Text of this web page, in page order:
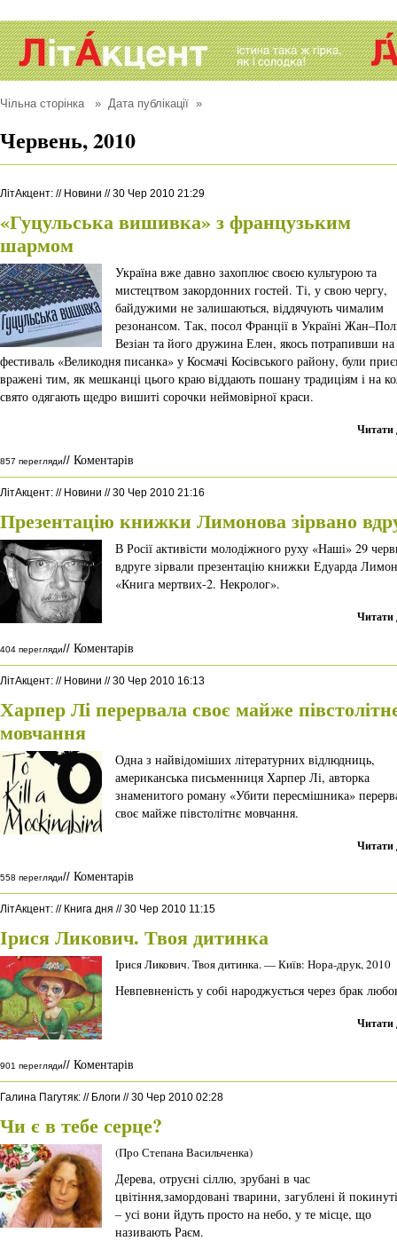
Чільна сторінка» Дата публікації »
Червень, 2010
ЛітАкцент: // Новини //30 Чер 2010 21:29
«Гуцульська вишивка» з французьким
шармом
Україна вже давно захоплює своєю культурою та
мистецтвом закордонних гостей. Ті, у свою чергу,
байдужими не залишаються, віддячують чималим
резонансом. Так, посол Франції в Україні
Везіан та його дружина Елен, якось потрапивши на
фестиваль «Великодня писанка» у Космачі Косівського району, були
вражені тим, як мешканці цього краю віддають пошану традиціям і на
свято одягають щедро вишиті сорочки неймовірної краси.
Читати
857 перегляди// Коментарів
ЛітАкцент: // Новини //30 Чер 2010 21:16
Презентацію книжки Лимонова зірвано
В Росії активісти молодіжного руху «Наші» 29
вдруге зірвали презентацію книжки Едуарда
«Книга мертвих-2. Некролог».
Читати
404 перегляди// Коментарів
ЛітАкцент: // Новини //30 Чер 2010 16:13
Харпер Лі перервала своє майже
мовчання
Одна з найвідоміших літературних відлюдниць,
американська письменниця Харпер Лі, авторка
знаменитого роману «Убити пересмішника»
своє майже півстолітнє мовчання.
Читати
558 перегляди// Коментарів
ЛітАкцент: // Книга дня //30 Чер 2010 11:15
Ірися Ликович. Твоя дитинка
Ірися Ликович. Твоя дитинка. — Київ: Нора-друк, 2010
Невпевненість у собі народжується через брак
Читати
901 перегляди// Коментарів
Галина Пагутяк: // Блоги //30 Чер 2010 02:28
Чи є в тебе серце?
(Про Степана Васильченка)
Дерева, отруєні сіллю, зрубані в час
цвітіння,замордовані тварини, загублені й
– усі вони йдуть просто на небо, у те місце, що
називають Раєм.